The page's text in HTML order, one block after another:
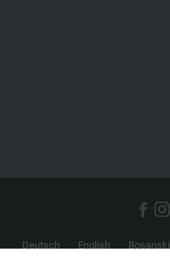
Deutsch English Bosanski